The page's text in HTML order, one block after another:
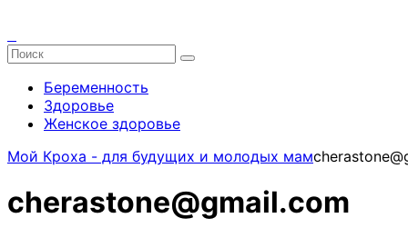
Беременность
Здоровье
Женское здоровье
Мой Кроха - для будущих и молодых мам
cherastone@gmail.com